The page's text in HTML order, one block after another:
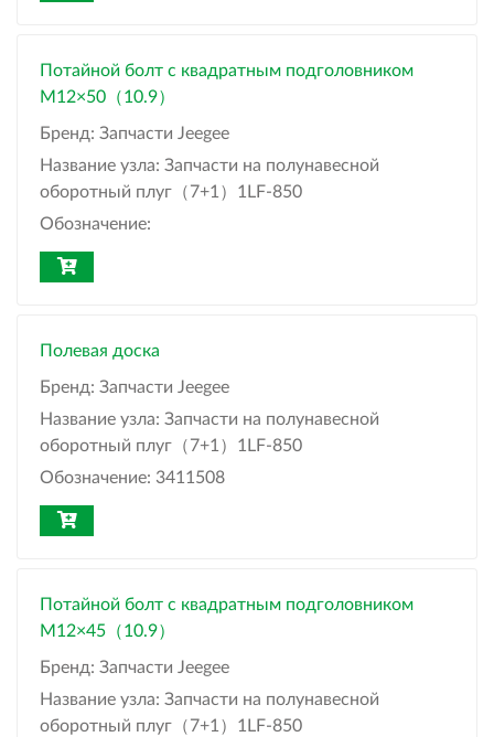
Потайной болт с квадратным подголовником
M12×50（10.9）
Бренд: Запчасти Jeegee
Название узла: Запчасти на полунавесной
оборотный плуг（7+1）1LF-850
Обозначение:
Полевая доска
Бренд: Запчасти Jeegee
Название узла: Запчасти на полунавесной
оборотный плуг（7+1）1LF-850
Обозначение: 3411508
Потайной болт с квадратным подголовником
M12×45（10.9）
Бренд: Запчасти Jeegee
Название узла: Запчасти на полунавесной
оборотный плуг（7+1）1LF-850